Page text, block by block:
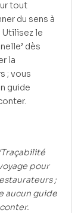
tout
du sens à
Utilisez le
dès
la
; vous
guide
pour
;
aucun guide